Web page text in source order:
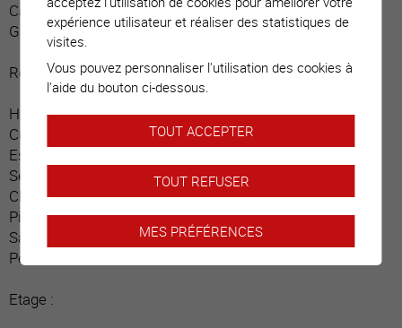
Cave
Garage / rangements
Rez-de-chaussée :
Hall d’entrée / dégagement central
Cuisine ouverte avec nombreux rangements
Espace repas
Séjour avec poêle à pellets
Chambre
Pièce rangements / accès à l’étage
Salle d’eau / douche / fenêtres
Petit balcon boisé
Etage :
expérience utilisateur et réaliser des statistiques de
visites.
Vous pouvez personnaliser l'utilisation des cookies à
l'aide du bouton ci-dessous.
TOUT ACCEPTER
TOUT REFUSER
MES PRÉFÉRENCES